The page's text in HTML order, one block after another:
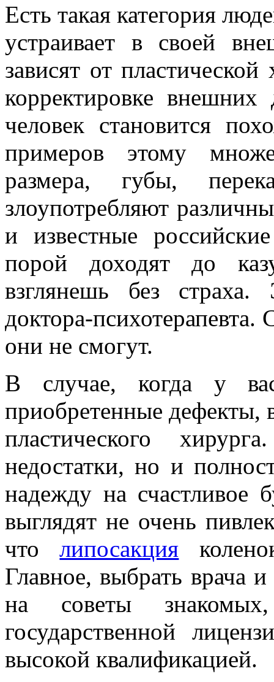
Есть такая категория
устраивает в своей
зависят от
корректировке
человек становится
примеров этому
размера, губы,
злоупотребляют
и известные
порой доходят до
взглянешь без
доктора-
они не смогут.
В случае, когда у
приобретенные дефекты,
пластического
недостатки, но и
надежду на счастливое
выглядят не очень
чтолипосакция
Главное, выбрать врача
на советы
государственной
высокой квалификацией.